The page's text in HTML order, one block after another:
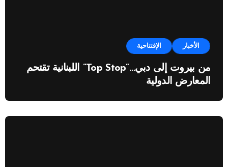
الأخبار الإفتتاحية
من بيروت إلى دبي…”Top Stop” اللبنانية تقتحم
المعارض الدولية